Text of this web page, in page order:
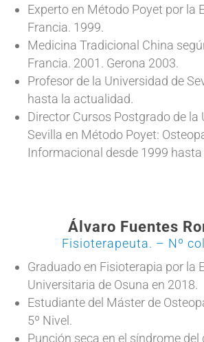
Experto en Método Poyet por la
Francia. 1999.
Medicina Tradicional China
Francia. 2001. Gerona 2003.
Profesor de la Universidad de
hasta la actualidad.
Director Cursos Postgrado de la
Sevilla en Método Poyet:
Informacional desde 1999
Álvaro Fuentes
Fisioterapeuta. – Nº
Graduado en Fisioterapia por la
Universitaria de Osuna en 2018.
Estudiante del Máster de
5º Nivel.
Punción seca en el síndrome